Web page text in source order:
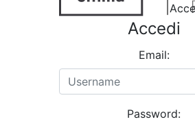
Accedi
Email:
Password: